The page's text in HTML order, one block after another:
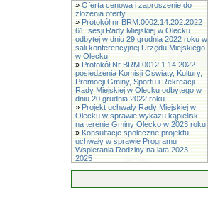
» Oferta cenowa i zaproszenie do
złożenia oferty
» Protokół nr BRM.0002.14.202.2022
61. sesji Rady Miejskiej w Olecku
odbytej w dniu 29 grudnia 2022 roku w
sali konferencyjnej Urzędu Miejskiego
w Olecku
» Protokół Nr BRM.0012.1.14.2022
posiedzenia Komisji Oświaty, Kultury,
Promocji Gminy, Sportu i Rekreacji
Rady Miejskiej w Olecku odbytego w
dniu 20 grudnia 2022 roku
» Projekt uchwały Rady Miejskiej w
Olecku w sprawie wykazu kąpielisk
na terenie Gminy Olecko w 2023 roku
» Konsultacje społeczne projektu
uchwały w sprawie Programu
Wspierania Rodziny na lata 2023-
2025